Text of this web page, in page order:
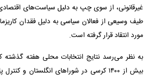
غیرقانونی، از سوی چپ به دلیل سیاست‌های
طیف وسیعی از فعالان سیاسی به دلیل فقدان
مورد انتقاد قرار گرفته است.
به نظر می‌رسد نتایج انتخابات محلی هفته
بیش از ۱۴۰۰ کرسی در شوراهای انگلستان و